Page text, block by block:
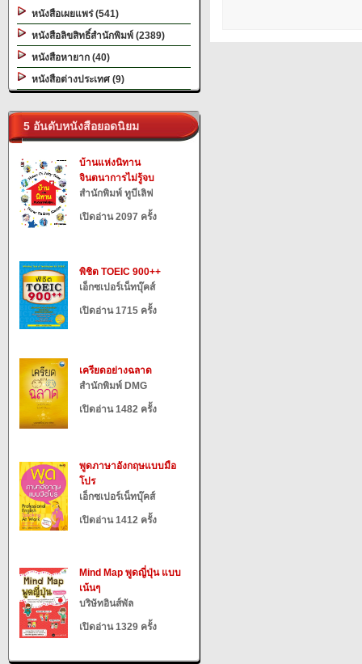
หนังสือเผยแพร่ (541)
หนังสือลิขสิทธิ์สำนักพิมพ์ (2389)
หนังสือหายาก (40)
หนังสือต่างประเทศ (9)
5 อันดับหนังสือยอดนิยม
บ้านแห่งนิทาน
จินตนาการไม่รู้จบ
สำนักพิมพ์ ทูบีเลิฟ
เปิดอ่าน 2097 ครั้ง
พิชิต TOEIC 900++
เอ็กซเปอร์เน็ทบุ๊คส์
เปิดอ่าน 1715 ครั้ง
เครียดอย่างฉลาด
สำนักพิมพ์ DMG
เปิดอ่าน 1482 ครั้ง
พูดภาษาอังกฤษแบบมือ
โปร
เอ็กซเปอร์เน็ทบุ๊คส์
เปิดอ่าน 1412 ครั้ง
Mind Map พูดญี่ปุ่น แบบ
เน้นๆ
บริษัทอินส์พัล
เปิดอ่าน 1329 ครั้ง